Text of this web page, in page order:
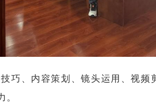
巧、内容策划、镜头运用、视